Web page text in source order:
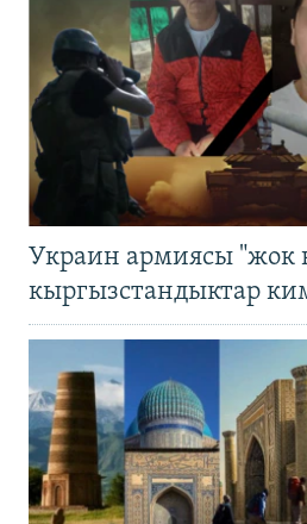
Украин армиясы "жок
кыргызстандыктар